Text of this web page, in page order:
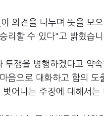
의견을 나누며 뜻을 모
리할 수 있다"고 밝혔습니
투쟁을 병행하겠다고 약
음으로 대화하고 합의
어나는 주장에 대해서